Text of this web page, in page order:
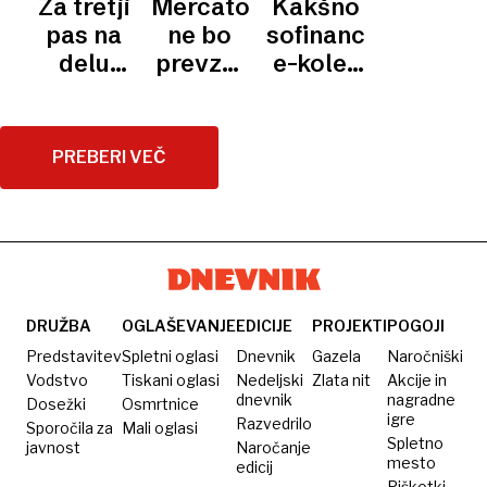
infrastrukturo
Alenko
primorske
avtoceste,
Za tretji
pas na
delu
še ni
soglasja,
Mercator
ne bo
prevzel
Kakšno
sofinanciranje
e-koles
PREBERI VEČ
DRUŽBA
Predstavitev
Vodstvo
Dosežki
Sporočila za
javnost
OGLAŠEVANJE
Spletni oglasi
Tiskani oglasi
Osmrtnice
Mali oglasi
EDICIJE
Dnevnik
Nedeljski
dnevnik
Razvedrilo
Naročanje
edicij
PROJEKTI
Gazela
Zlata nit
POGOJI
Naročniški
Akcije in
nagradne
igre
Spletno
mesto